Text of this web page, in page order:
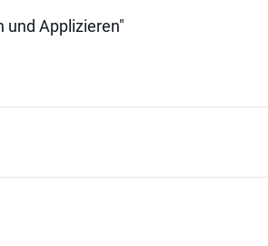
und Applizieren"